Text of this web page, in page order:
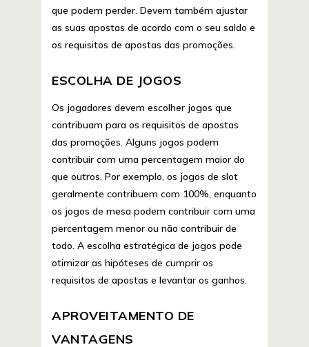
que podem perder. Devem também ajustar
as suas apostas de acordo com o seu saldo e
os requisitos de apostas das promoções.
ESCOLHA DE JOGOS
Os jogadores devem escolher jogos que
contribuam para os requisitos de apostas
das promoções. Alguns jogos podem
contribuir com uma percentagem maior do
que outros. Por exemplo, os jogos de slot
geralmente contribuem com 100%, enquanto
os jogos de mesa podem contribuir com uma
percentagem menor ou não contribuir de
todo. A escolha estratégica de jogos pode
otimizar as hipóteses de cumprir os
requisitos de apostas e levantar os ganhos.
APROVEITAMENTO DE
VANTAGENS